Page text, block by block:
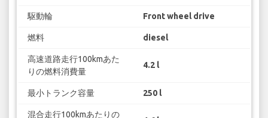
駆動輪 Front wheel drive
燃料 diesel
高速道路走行100kmあた
りの燃料消費量
4.2 l
最小トランク容量 250 l
混合走行100kmあたりの